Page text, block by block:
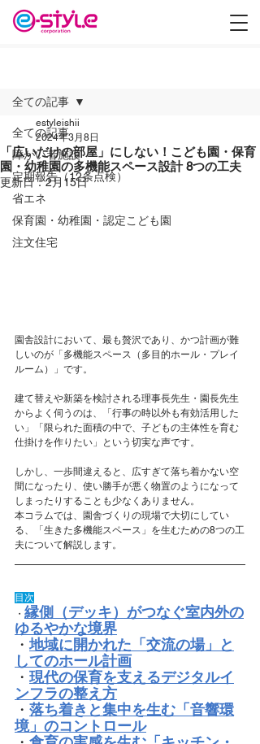
全ての記事
障がい者施設
定期報告（12条点検）
省エネ
保育園・幼稚園・認定こども園
注文住宅
全ての記事
「広いだけの部屋」にしない！こども園・保育
園・幼稚園の多機能スペース設計 8つの工夫
estyleishii
2024年3月8日
更新日：2月15日
園舎設計において、最も贅沢であり、かつ計画が難
しいのが「多機能スペース（多目的ホール・プレイ
ルーム）」です。
建て替えや新築を検討される理事長先生・園長先生
からよく伺うのは、「行事の時以外も有効活用した
い」「限られた面積の中で、子どもの主体性を育む
仕掛けを作りたい」という切実な声です。
しかし、一歩間違えると、広すぎて落ち着かない空
間になったり、使い勝手が悪く物置のようになって
しまったりすることも少なくありません。
本コラムでは、園舎づくりの現場で大切にしてい
る、「生きた多機能スペース」を生むための8つの工
夫について解説します。
目次
・ 縁側（デッキ）がつなぐ室内外の
ゆるやかな境界
・地域に開かれた「交流の場」と
してのホール計画
・ 現代の保育を支えるデジタルイ
ンフラの整え方
・ 落ち着きと集中を生む「音響環
境」のコントロール